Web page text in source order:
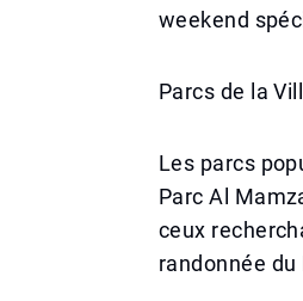
weekend
Parcs de la
Les parcs
Parc Al
ceux
randonnée